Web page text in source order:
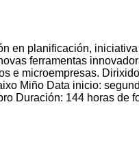
en planificación, iniciativa
ferramentas
e microempresas.
Miño Data inicio:
Duración: 144 horas de